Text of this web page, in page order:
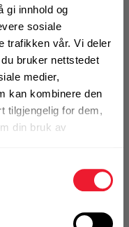
gi innhold og
sosiale
trafikken vår. Vi deler
bruker nettstedet
medier,
kan kombinere den
tilgjengelig for dem,
din bruk av
KJØP
Handleliste